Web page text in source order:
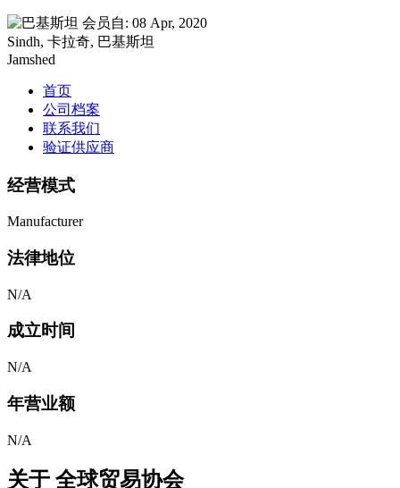
会员自: 08 Apr, 2020
Sindh, 卡拉奇, 巴基斯坦
Jamshed
首页
公司档案
联系我们
验证供应商
经营模式
Manufacturer
法律地位
N/A
成立时间
N/A
年营业额
N/A
关于 全球贸易协会